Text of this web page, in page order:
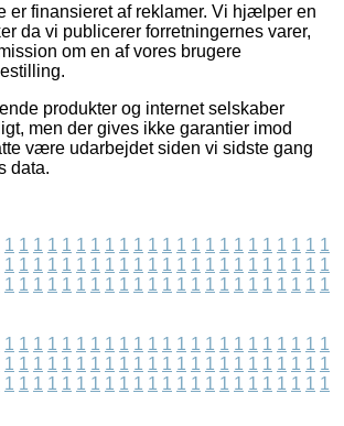
er finansieret af reklamer. Vi hjælper en
da vi publicerer forretningernes varer,
om en af vores brugere
produkter og internet selskaber
men der gives ikke garantier imod
være udarbejdet siden vi sidste gang
data.
1 1 1 1 1 1 1 1 1 1 1 1 1 1 1 1 1 1 1 1 1 1 1
1 1 1 1 1 1 1 1 1 1 1 1 1 1 1 1 1 1 1 1 1 1 1
1 1 1 1 1 1 1 1 1 1 1 1 1 1 1 1 1 1 1 1 1 1 1
1 1 1 1 1 1 1 1 1 1 1 1 1 1 1 1 1 1 1 1 1 1 1
1 1 1 1 1 1 1 1 1 1 1 1 1 1 1 1 1 1 1 1 1 1 1
1 1 1 1 1 1 1 1 1 1 1 1 1 1 1 1 1 1 1 1 1 1 1